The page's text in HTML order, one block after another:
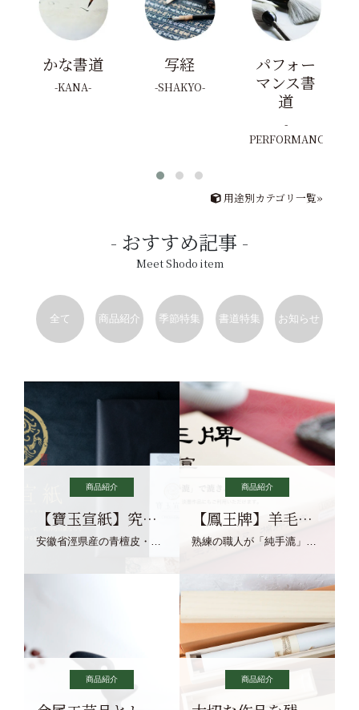
かな書道
KANA
写経
SHAKYO
パフォー
マンス書
道
PERFORMANCE
用途別カテゴリ一覧»
おすすめ記事
Meet Shodo item
全て 商品紹介 季節特集 書道特集 お知らせ
商品紹介
【寶玉宣紙】究極の純粋な宣紙を目指す寶玉宣紙
商品紹介
【鳳王牌】羊毛筆×濃墨での揮毫に最適な宣紙系画仙紙
商品紹介 商品紹介